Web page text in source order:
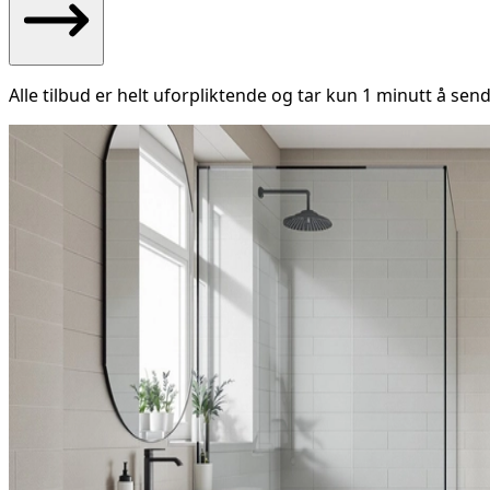
Alle tilbud er helt uforpliktende og tar kun 1 minutt å